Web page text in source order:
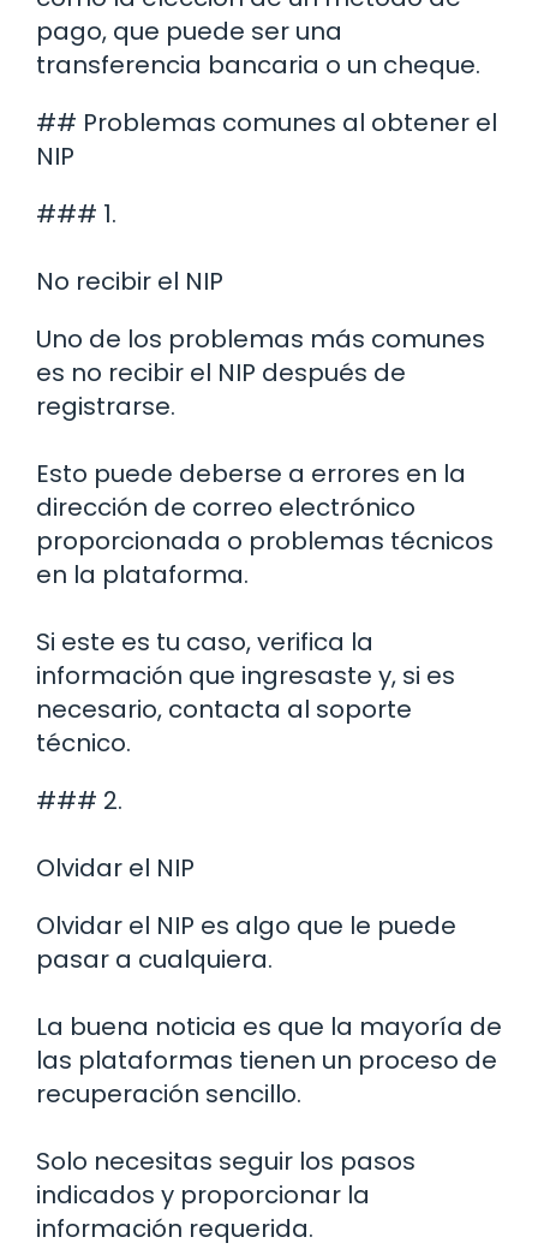
pago, que puede ser una
transferencia bancaria o un cheque.
## Problemas comunes al obtener el
NIP
### 1.
No recibir el NIP
Uno de los problemas más comunes
es no recibir el NIP después de
registrarse.
Esto puede deberse a errores en la
dirección de correo electrónico
proporcionada o problemas técnicos
en la plataforma.
Si este es tu caso, verifica la
información que ingresaste y, si es
necesario, contacta al soporte
técnico.
### 2.
Olvidar el NIP
Olvidar el NIP es algo que le puede
pasar a cualquiera.
La buena noticia es que la mayoría de
las plataformas tienen un proceso de
recuperación sencillo.
Solo necesitas seguir los pasos
indicados y proporcionar la
información requerida.